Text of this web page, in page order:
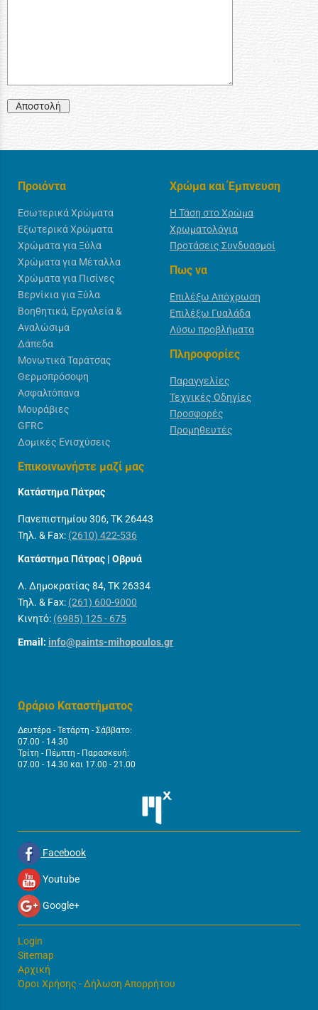
Αποστολή
Προιόντα
Εσωτερικά Χρώματα
Εξωτερικά Χρώματα
Χρώματα για Ξύλα
Χρώματα για Μέταλλα
Χρώματα για Πισίνες
Βερνίκια για Ξύλα
Βοηθητικά, Εργαλεία &
Αναλώσιμα
Δάπεδα
Μονωτικά Ταράτσας
Θερμοπρόσοψη
Ασφαλτόπανα
Μουράβιες
GFRC
Δομικές Ενισχύσεις
Χρώμα και Έμπνευση
Η Τάση στο Χρώμα
Χρωματολόγια
Προτάσεις Συνδυασμοί
Πως να
Επιλέξω Απόχρωση
Επιλέξω Γυαλάδα
Λύσω προβλήματα
Πληροφορίες
Παραγγελίες
Τεχνικές Οδηγίες
Προσφορές
Προμηθευτές
Επικοινωνήστε μαζί μας
Κατάστημα Πάτρας
Πανεπιστημίου 306, ΤΚ 26443
Τηλ. & Fax: (2610) 422-536
Κατάστημα Πάτρας | Οβρυά
Λ. Δημοκρατίας 84, ΤΚ 26334
Τηλ. & Fax: (261) 600-9000
Κινητό: (6985) 125 - 675
Email: info@paints-mihopoulos.gr
Ωράριο Καταστήματος
Δευτέρα - Τετάρτη - Σάββατο:
07.00 - 14.30
Τρίτη - Πέμπτη - Παρασκευή:
07.00 - 14.30 και 17.00 - 21.00
Facebook
Youtube
Google+
Login
Sitemap
Αρχική
Όροι Χρήσης - Δήλωση Απορρήτου